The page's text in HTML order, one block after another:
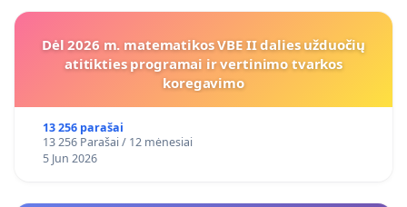
Dėl 2026 m. matematikos VBE II dalies užduočių
atitikties programai ir vertinimo tvarkos
koregavimo
13 256 parašai
13 256 Parašai / 12 mėnesiai
5 Jun 2026